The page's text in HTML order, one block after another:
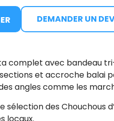
DEMANDER UN
complet avec bandeau
et accroche balai
angles comme les
sélection des Chouchous
locaux.